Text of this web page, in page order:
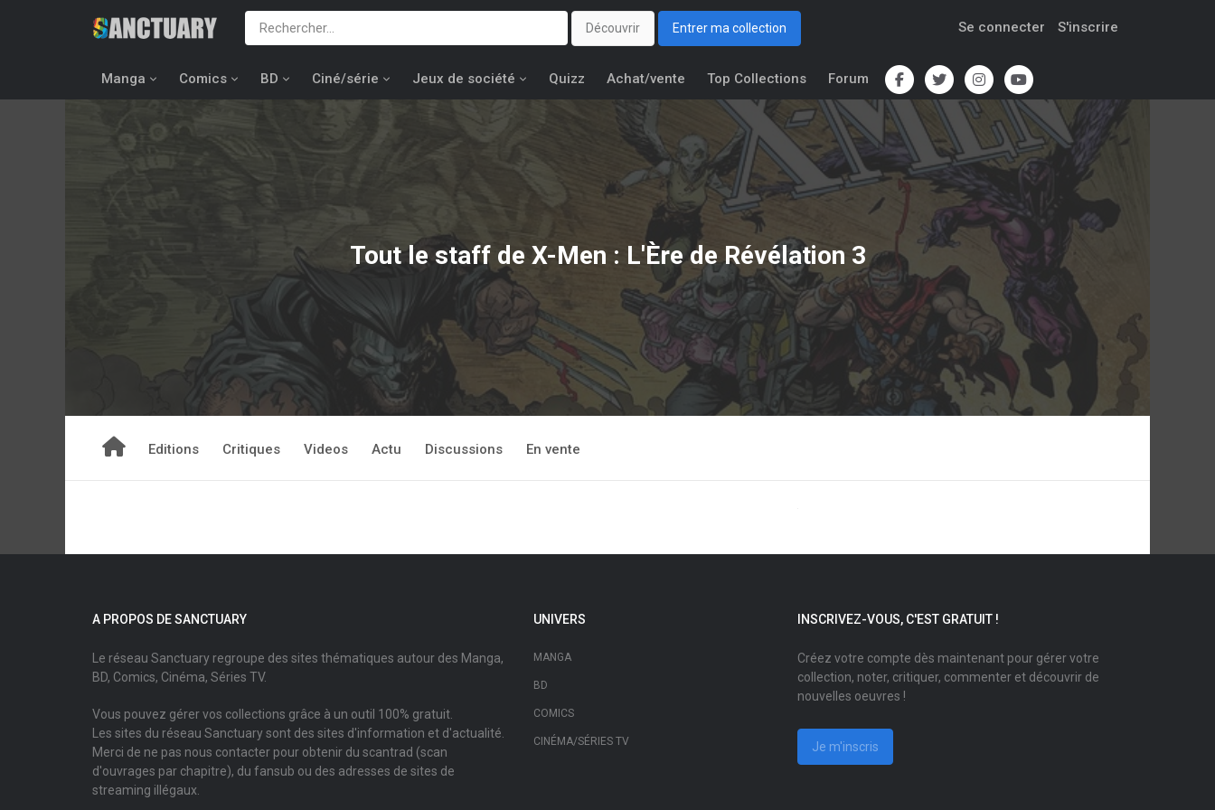
Découvrir Entrer ma collection Se connecter S'inscrire
Manga Comics BD Ciné/série Jeux de société Quizz Achat/vente Top Collections Forum
Tout le staff de X-Men : L'Ère de Révélation 3
Editions Critiques Videos Actu Discussions En vente
A PROPOS DE SANCTUARY
Le réseau Sanctuary regroupe des sites thématiques autour des Manga,
BD, Comics, Cinéma, Séries TV.
Vous pouvez gérer vos collections grâce à un outil 100% gratuit.
Les sites du réseau Sanctuary sont des sites d'information et d'actualité.
Merci de ne pas nous contacter pour obtenir du scantrad (scan
d'ouvrages par chapitre), du fansub ou des adresses de sites de
streaming illégaux.
UNIVERS
MANGA
BD
COMICS
CINÉMA/SÉRIES TV
INSCRIVEZ-VOUS, C'EST GRATUIT !
Créez votre compte dès maintenant pour gérer votre
collection, noter, critiquer, commenter et découvrir de
nouvelles oeuvres !
Je m'inscris